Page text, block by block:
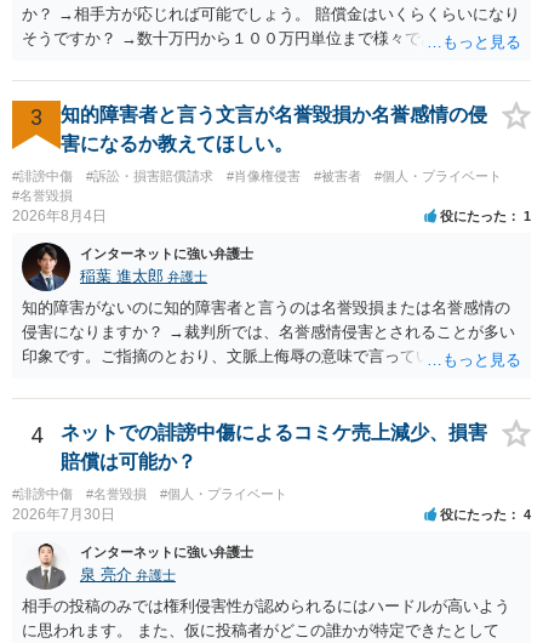
か？ →相手方が応じれば可能でしょう。 賠償金はいくらくらいになり
そうですか？ →数十万円から１００万円単位まで様々であり、不明で
渉が行われ、双方合意に至れば支払が開始され、決裂して相手方が訴
訟提起を選択すれば訴訟の中で解決がなされる流れが通常です。
3
知的障害者と言う文言が名誉毀損か名誉感情の侵
害になるか教えてほしい。
#誹謗中傷 #訴訟・損害賠償請求 #肖像権侵害 #被害者
#個人・プライベート
#名誉毀損
2026年8月4日 役にたった 1
インターネットに強い弁護士
稲葉 進太郎 弁護士
知的障害がないのに知的障害者と言うのは名誉毀損または名誉感情の
侵害になりますか？ →裁判所では、名誉感情侵害とされることが多い
印象です。ご指摘のとおり、文脈上侮辱の意味で言っている点も加味
4
ネットでの誹謗中傷によるコミケ売上減少、損害
賠償は可能か？
#誹謗中傷 #名誉毀損 #個人・プライベート
2026年7月30日 役にたった 4
インターネットに強い弁護士
泉 亮介 弁護士
相手の投稿のみでは権利侵害性が認められるにはハードルが高いよう
に思われます。 また、仮に投稿者がどこの誰かが特定できたとして